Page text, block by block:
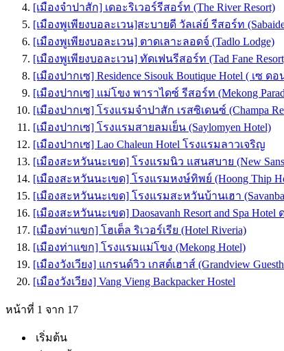
[เมืองจำปาสัก] เดอะริเวอร์รีสอร์ท (The River Resort)
[เมืองพูเพียงบอละเวน]สะบายดี วัลเล่ย์ รีสอร์ท
[เมืองพูเพียงบอละเวน] ตาดเลาะลอดจ์ (Tadlo Lodge)
[เมืองพูเพียงบอละเวน] ทัดเฟนรีสอร์ท (Tad Fane
[เมืองปากเซ] Residence Sisouk Boutique Hotel ( เซ
[เมืองปากเซ] แม่โขง พาราไดซ์ รีสอร์ท (Mekong
[เมืองปากเซ] โรงแรมจำปาสัก เรสซิเดนซ์ (Champa
[เมืองปากเซ] โรงแรมสายลมเย็น (Saylomyen Hotel)
[เมืองปากเซ] Lao Chaleun Hotel โรงแรมลาวเจริญ
[เมืองสะหวันนะเขด] โรงแรมนิว แสนสบาย (New
[เมืองสะหวันนะเขด] โรงแรมหงษ์ทิพย์ (Hoong Thip
[เมืองสะหวันนะเขด] โรงแรมสะหวันบ้านเฮา
[เมืองสะหวันนะเขด] Daosavanh Resort and Spa
[เมืองท่าแขก] โฮเต็ล ริเวอร์เรีย (Hotel Riveria)
[เมืองท่าแขก] โรงแรมแม่โขง (Mekong Hotel)
[เมืองวังเวียง] แกรนด์วิว เกสต์เฮาส์ (Grandview
[เมืองวังเวียง] Vang Vieng Backpacker Hostel
หน้าที่ 1 จาก 17
เริ่มต้น